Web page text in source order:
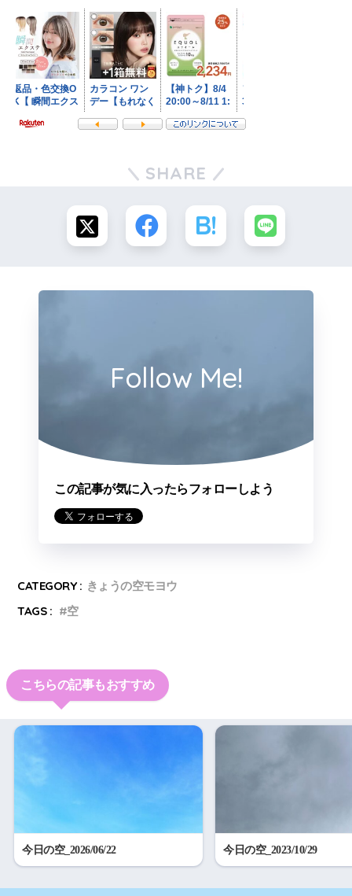
SHARE
Follow Me!
この記事が気に入ったらフォローしよう
CATEGORY : きょうの空モヨウ
TAGS :
空
こちらの記事もおすすめ
今日の空_2026/06/22 今日の空_2023/10/29